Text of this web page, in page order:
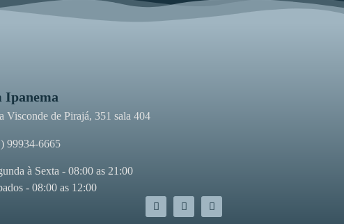
Ipanema
Visconde de Pirajá, 351 sala 404
99934-6665
à Sexta - 08:00 as 21:00
- 08:00 as 12:00